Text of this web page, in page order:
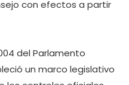
con efectos a partir
del Parlamento
un marco legislativo